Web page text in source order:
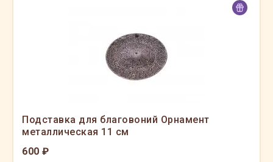
Подставка для благовоний Орнамент
металлическая 11 см
600 ₽